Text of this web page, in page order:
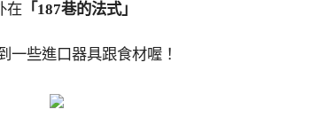
在 「187巷的法式」
一些進口器具跟食材喔！